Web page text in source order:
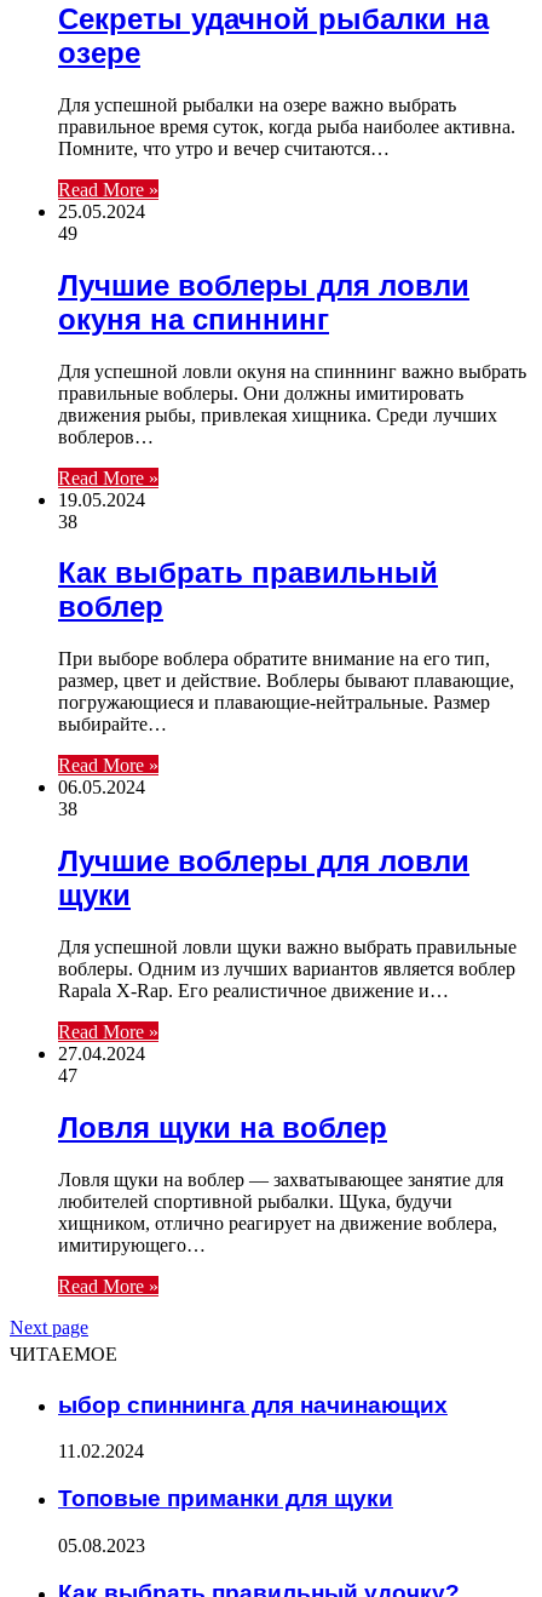
Секреты удачной рыбалки на
озере
Для успешной рыбалки на озере важно выбрать
правильное время суток, когда рыба наиболее активна.
Помните, что утро и вечер считаются…
Read More »
25.05.2024
49
Лучшие воблеры для ловли
окуня на спиннинг
Для успешной ловли окуня на спиннинг важно выбрать
правильные воблеры. Они должны имитировать
движения рыбы, привлекая хищника. Среди лучших
воблеров…
Read More »
19.05.2024
38
Как выбрать правильный
воблер
При выборе воблера обратите внимание на его тип,
размер, цвет и действие. Воблеры бывают плавающие,
погружающиеся и плавающие-нейтральные. Размер
выбирайте…
Read More »
06.05.2024
38
Лучшие воблеры для ловли
щуки
Для успешной ловли щуки важно выбрать правильные
воблеры. Одним из лучших вариантов является воблер
Rapala X-Rap. Его реалистичное движение и…
Read More »
27.04.2024
47
Ловля щуки на воблер
Ловля щуки на воблер — захватывающее занятие для
любителей спортивной рыбалки. Щука, будучи
хищником, отлично реагирует на движение воблера,
имитирующего…
Read More »
Next page
ЧИТАЕМОЕ
ыбор спиннинга для начинающих
11.02.2024
Топовые приманки для щуки
05.08.2023